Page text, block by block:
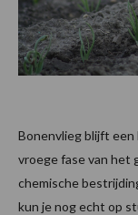
Bonenvlieg blijft een
vroege fase van het
chemische
kun je nog echt op